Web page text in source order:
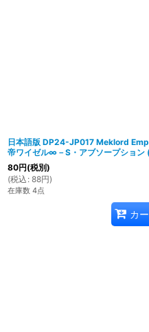
日本語版 DP24-JP017 Meklord
帝ワイゼル∞－S・アブソープション
80円(税別)
(税込 : 88円)
在庫数 4点
カ